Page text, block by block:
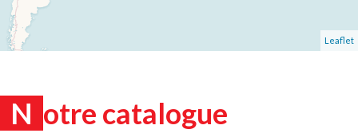
Leaflet
Notre catalogue